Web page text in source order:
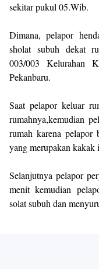
sekitar pukul 05.Wib.
Dimana, pelapor
sholat subuh dekat
003/003 Kelurahan
Pekanbaru.
Saat pelapor keluar
rumahnya,kemudian
rumah karena pelapor
yang merupakan kakak
Selanjutnya pelapor
menit kemudian
solat subuh dan